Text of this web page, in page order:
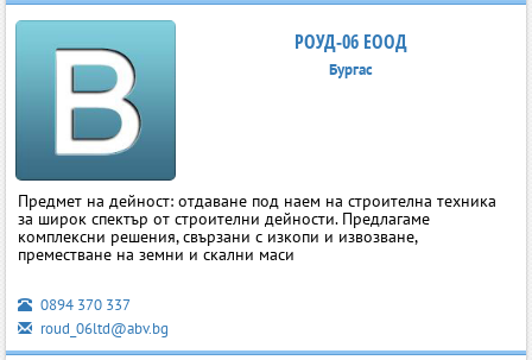
РОУД-06 ЕООД
Бургас
Предмет на дейност: отдаване под наем на строителна техника
за широк спектър от строителни дейности. Предлагаме
комплексни решения, свързани с изкопи и извозване,
преместване на земни и скални маси
0894 370 337
roud_06ltd@abv.bg